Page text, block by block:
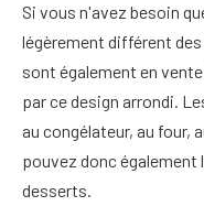
Si vous n'avez besoin
légèrement différent
sont également en
par ce design arrondi.
au congélateur, au four,
pouvez donc
desserts.